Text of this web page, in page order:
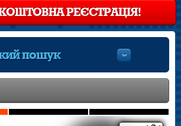
РЕЄСТРАЦІЯ!
пошук